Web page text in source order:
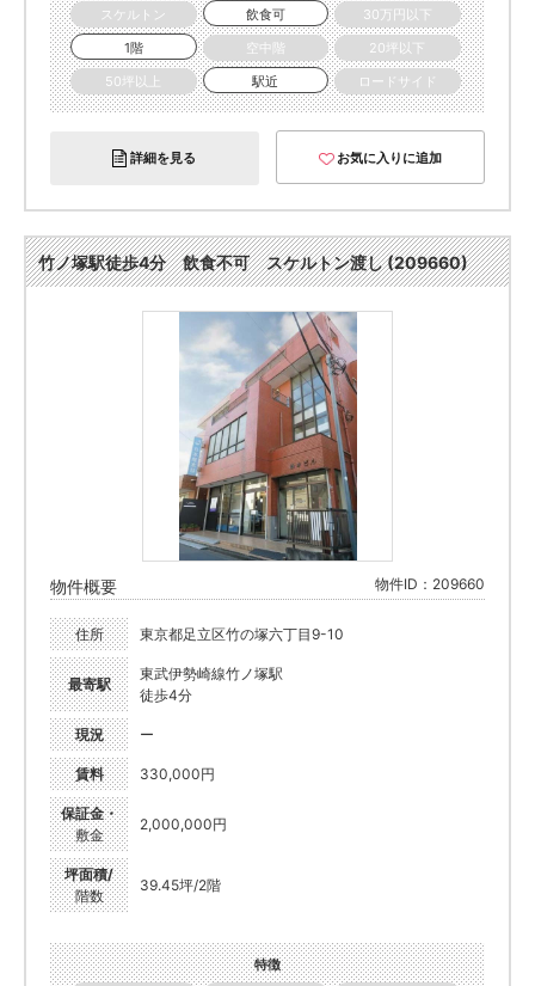
スケルトン
飲食可
30万円以下
1階
空中階
20坪以下
50坪以上
駅近 ロードサイド
詳細を見る お気に入りに追加
竹ノ塚駅徒歩4分 飲食不可 スケルトン渡し (209660)
物件概要 物件ID：209660
住所 東京都足立区竹の塚六丁目9-10
最寄駅
東武伊勢崎線竹ノ塚駅
徒歩4分
現況 ー
賃料 330,000円
保証金・
敷金
2,000,000円
坪面積/
階数
39.45坪/2階
特徴